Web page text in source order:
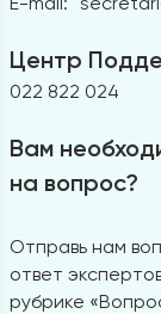
Центр
022 822 024
Вам
на вопрос?
Отправь нам
ответ
рубрике